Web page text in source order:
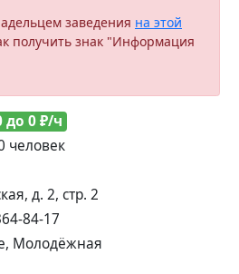
заведения на этой
получить знак "Информация
до 0 ₽/ч
человек
д. 2, стр. 2
84-17
Молодёжная